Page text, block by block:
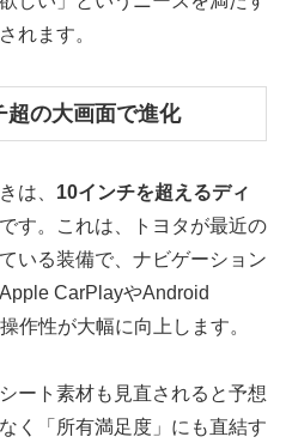
れます。
超の大画面で進化
は、 10インチを超えるディ
です。これは、トヨタが最近の
いる装備で、ナビゲーション
CarPlayやAndroid
作性が大幅に向上します。
ート素材も見直されると予想
く「所有満足度」にも直結す